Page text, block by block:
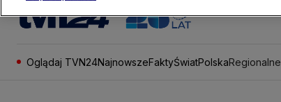
Oglądaj TVN24NajnowszeFaktyŚwiatPolskaRegionalne